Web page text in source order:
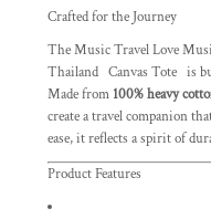
Crafted for the Journey
The Music Travel Love
Thailand Canvas Tote is
Made from 100% heavy
create a travel companion
ease, it reflects a spirit of
Product Features